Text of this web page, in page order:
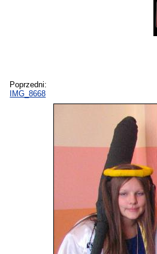
Poprzedni:
IMG_8668